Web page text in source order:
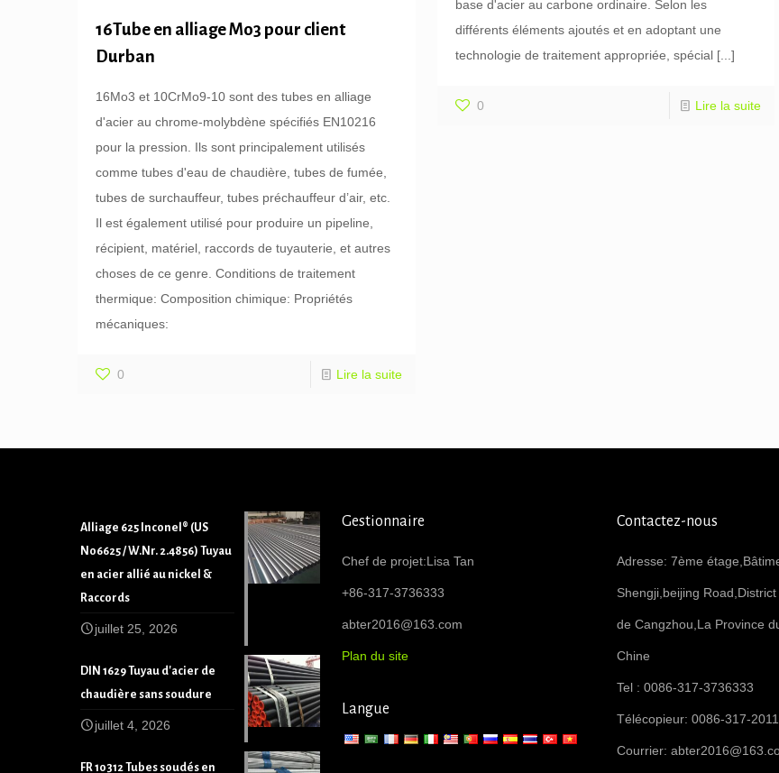
16Tube en alliage Mo3 pour client
Durban
16Mo3 et 10CrMo9-10 sont des tubes en alliage
d'acier au chrome-molybdène spécifiés EN10216
pour la pression. Ils sont principalement utilisés
comme tubes d'eau de chaudière, tubes de fumée,
tubes de surchauffeur, tubes préchauffeur d’air, etc.
Il est également utilisé pour produire un pipeline,
récipient, matériel, raccords de tuyauterie, et autres
choses de ce genre. Conditions de traitement
thermique: Composition chimique: Propriétés
mécaniques:
0 Lire la suite
base d'acier au carbone ordinaire. Selon les
différents éléments ajoutés et en adoptant une
technologie de traitement appropriée, spécial[...]
0 Lire la suite
Alliage 625 Inconel® (US
N06625 / W.Nr. 2.4856) Tuyau
en acier allié au nickel &
Raccords
juillet 25, 2026
DIN 1629 Tuyau d'acier de
chaudière sans soudure
juillet 4, 2026
FR 10312 Tubes soudés en
Gestionnaire
Chef de projet:Lisa Tan
+86-317-3736333
abter2016@163.com
Plan du site
Langue
Contactez-nous
Adresse: 7ème
Shengji,beijing
de Cangzhou,La Province
Chine
Tel : 0086-317-3736333
Télécopieur: 0086-317-
Courrier: